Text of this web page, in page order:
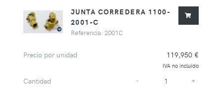
JUNTA CORREDERA 1100-
2001-C
Referencia: 2001C
Precio por unidad 119,950 €
IVA no incluido
Cantidad - +